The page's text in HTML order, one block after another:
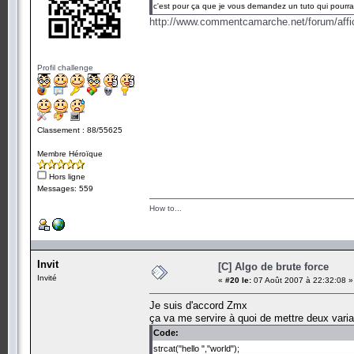
Profil challenge
Classement : 88/55625
Membre Héroïque
Hors ligne
Messages: 559
c'est pour ça que je vous demandez un tuto qui
http://www.commentcamarche.net/forum/
How to...
Invit
Invité
[C] Algo de brute force
« #20 le: 07 Août 2007 à 22:32:08 »
Je suis d'accord Zmx
ça va me servire à quoi de mettre deux
Code:
strcat("hello ","world");